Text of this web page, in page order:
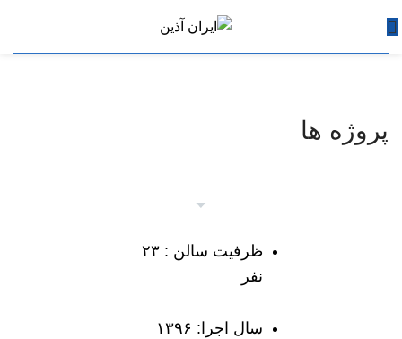
پروژه ها
ظرفیت سالن : ۲۳
نفر
سال اجرا: ۱۳۹۶